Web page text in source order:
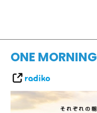
ONE MORNING